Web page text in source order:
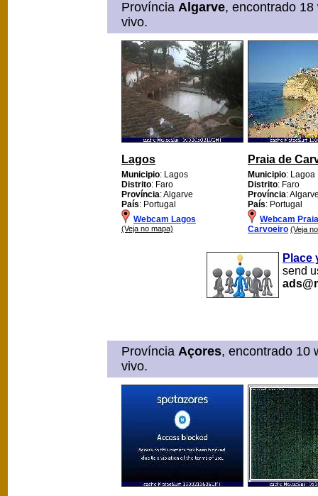
Província Algarve, encontrado
vivo.
Lagos
Municipio: Lagos
Distrito: Faro
Província: Algarve
País: Portugal
Webcam Lagos
(Veja no mapa)
Praia de
Municipio: Lagoa
Distrito: Faro
Província:
País: Portugal
Webcam
Carvoeiro (Veja
Place
send
Província Açores, encontrado 10
vivo.